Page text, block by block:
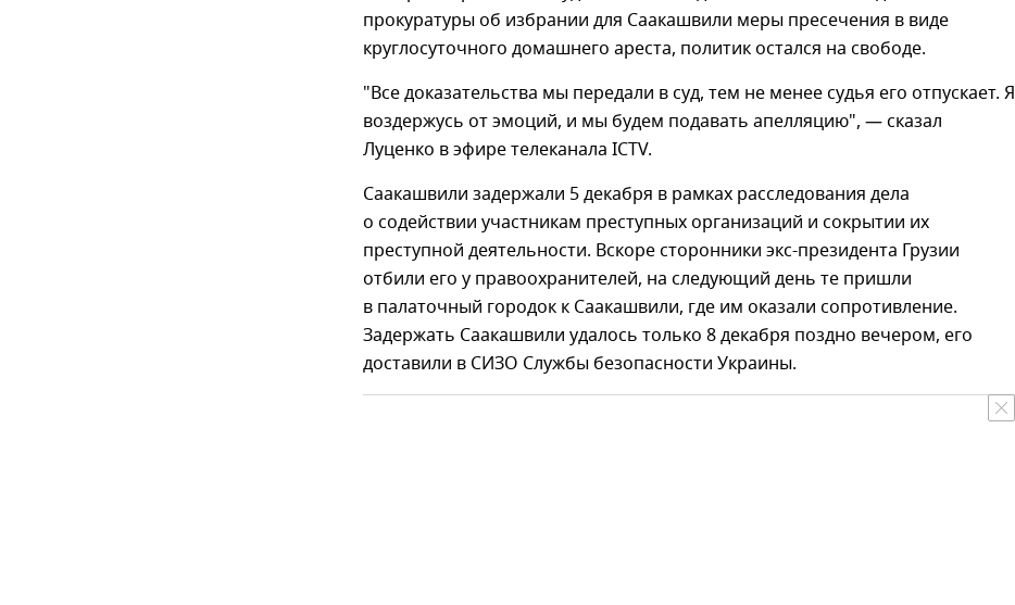
прокуратуры об избрании для Саакашвили меры пресечения в виде
круглосуточного домашнего ареста, политик остался на свободе.
"Все доказательства мы передали в суд, тем не менее судья его отпускает. Я
воздержусь от эмоций, и мы будем подавать апелляцию", — сказал
Луценко в эфире телеканала ICTV.
Саакашвили задержали 5 декабря в рамках расследования дела
о содействии участникам преступных организаций и сокрытии их
преступной деятельности. Вскоре сторонники экс-президента Грузии
отбили его у правоохранителей, на следующий день те пришли
в палаточный городок к Саакашвили, где им оказали сопротивление.
Задержать Саакашвили удалось только 8 декабря поздно вечером, его
доставили в СИЗО Службы безопасности Украины.